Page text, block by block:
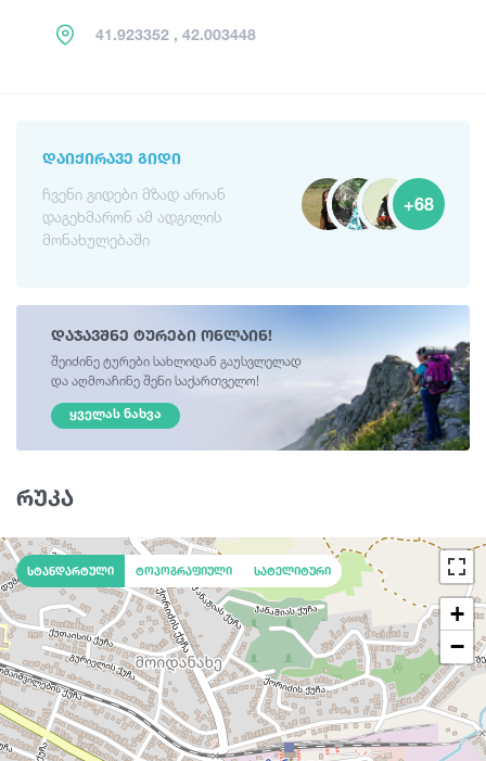
41.923352 , 42.003448
ᲓᲐᲘᲥᲘᲠᲐᲕᲔ ᲒᲘᲓᲘ
ჩვენი გიდები მზად არიან
დაგეხმარონ ამ ადგილის
მონახულებაში
+68
დაჯავშნე ტურები ონლაინ!
შეიძინე ტურები სახლიდან გაუსვლელად
და აღმოაჩინე შენი საქართველო!
ᲧᲕᲔᲚᲐᲡ ᲜᲐᲮᲕᲐ
რუკა
+
−
სტანდარტული ტოპოგრაფიული სატელიტური